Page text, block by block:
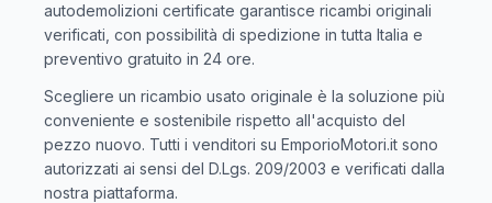
autodemolizioni certificate garantisce ricambi originali
verificati, con possibilità di spedizione in tutta Italia e
preventivo gratuito in 24 ore.
Scegliere un ricambio usato originale è la soluzione più
conveniente e sostenibile rispetto all'acquisto del
pezzo nuovo. Tutti i venditori su EmporioMotori.it sono
autorizzati ai sensi del D.Lgs. 209/2003 e verificati dalla
nostra piattaforma.